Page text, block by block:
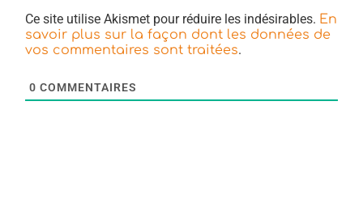
Ce site utilise Akismet pour réduire les indésirables. En
savoir plus sur la façon dont les données de
vos commentaires sont traitées.
0 COMMENTAIRES